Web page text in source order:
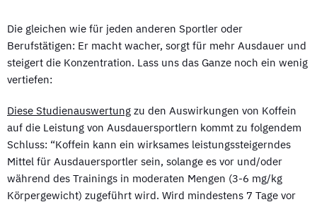
Die gleichen wie für jeden anderen Sportler oder
Berufstätigen: Er macht wacher, sorgt für mehr Ausdauer und
steigert die Konzentration. Lass uns das Ganze noch ein wenig
vertiefen:
Diese Studienauswertung zu den Auswirkungen von Koffein
auf die Leistung von Ausdauersportlern kommt zu folgendem
Schluss: “Koffein kann ein wirksames leistungssteigerndes
Mittel für Ausdauersportler sein, solange es vor und/oder
während des Trainings in moderaten Mengen (3-6 mg/kg
Körpergewicht) zugeführt wird. Wird mindestens 7 Tage vor